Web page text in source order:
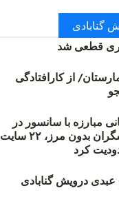
گنابادی
قطعی شد
از کارافتادگی
جهانی مبارزه با سانسور در
اینترنت: #آزادی هم‌آیند گزارشگران‌ بدون مرز، ۲۲ سایت
کرد
درویش گنابادی